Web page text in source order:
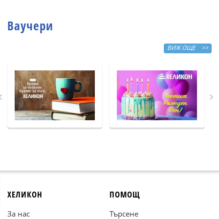
Ваучери
ВИЖ ОЩЕ >>
ХЕЛИКОН
За нас
ПОМОЩ
Търсене